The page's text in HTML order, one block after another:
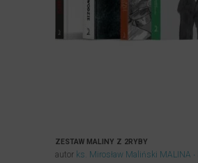
ZESTAW MALINY Z 2RYBY
autor ks. Mirosław Maliński MALINA